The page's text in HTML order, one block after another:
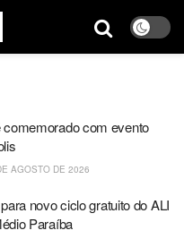
comemorado com evento
AGOSTO DE 2026
novo ciclo gratuito do ALI
Paraíba